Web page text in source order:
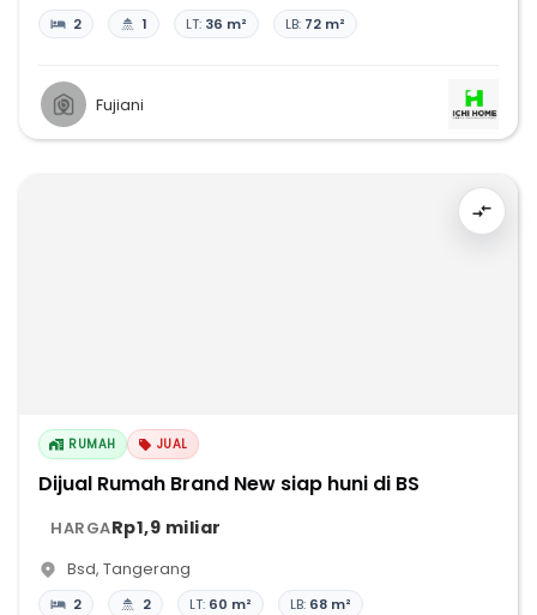
2 1 LT: 36 m² LB: 72 m²
Fujiani
RUMAH JUAL
Dijual Rumah Brand New siap huni di BS
HARGARp1,9 miliar
Bsd, Tangerang
2 2 LT: 60 m² LB: 68 m²